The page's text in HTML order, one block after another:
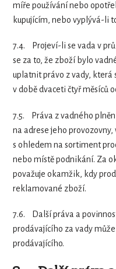
míře používání nebo
kupujícím, nebo vyplývá-li
7.4.
Projeví-li se vada v
se za to, že zboží bylo
uplatnit právo z vady, která
v době dvaceti čtyř měsíců
7.5.
Práva z vadného
na adrese jeho
s ohledem na sortiment
nebo místě podnikání. Za
považuje okamžik, kdy
reklamované zboží.
7.6.
Další práva a
prodávajícího za vady
prodávajícího.